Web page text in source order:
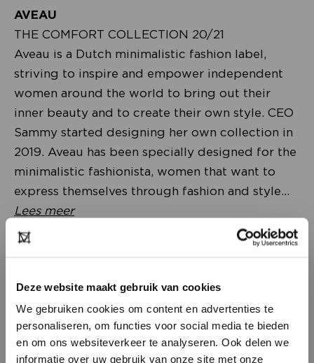
Deze website maakt gebruik van cookies
We gebruiken cookies om content en advertenties te
personaliseren, om functies voor social media te bieden
en om ons websiteverkeer te analyseren. Ook delen we
informatie over uw gebruik van onze site met onze
AVEAU
THE COMFORT COLLECTION 20/21
Aveau is a Dutch minimalistic fashion label,
striving to inspire and empower independent
women around the world to bring out their
inner beauty and to create their own style. CEO
Sammy started designing her own collection in
2019. Aveau has been specially designed for the
minimalistic fashionista, women that want to
express themselves through fashion and style...
Lees meer